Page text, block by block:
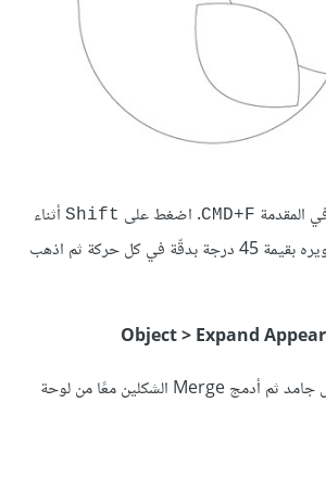
المقدمة CMD+F. اضغط على Shift أثناء
تدوير الشكل وذلك لتدويره بقيمة 45 درجة بدقّة في كل حركة ثم اذهب
Object > Expand
لتحويل التأثير إلى شكل جامد ثم أدمج Merge الشكلين معًا من لوحة